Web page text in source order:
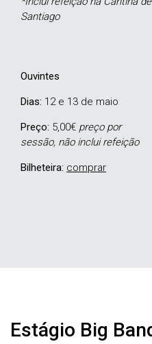
Santiago
Ouvintes
Dias: 12 e 13 de maio
Preço: 5,00€ preço por
sessão, não inclui refeição
Bilheteira: comprar
Estágio Big Band com Philip